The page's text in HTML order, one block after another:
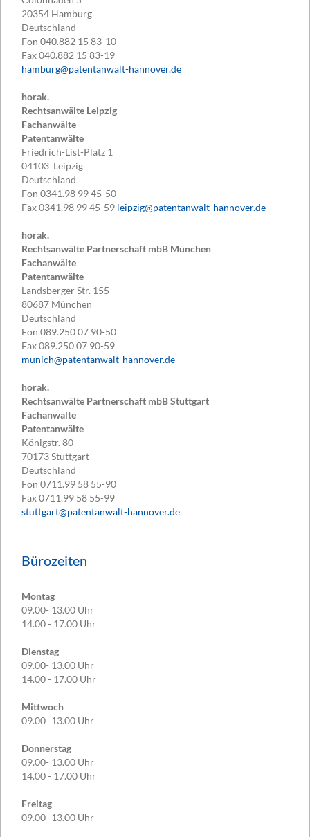
20354 Hamburg
Deutschland
Fon 040.882 15 83-10
Fax040.882 15 83-19
hamburg@patentanwalt-hannover.de
horak.
Rechtsanwälte Leipzig
Fachanwälte
Patentanwälte
Friedrich-List-Platz 1
04103 Leipzig
Deutschland
Fon 0341.98 99 45-50
Fax0341.98 99 45-59 leipzig@patentanwalt-hannover.de
horak.
Rechtsanwälte Partnerschaft mbB München
Fachanwälte
Patentanwälte
Landsberger Str. 155
80687 München
Deutschland
Fon 089.250 07 90-50
Fax089.250 07 90-59
munich@patentanwalt-hannover.de
horak.
Rechtsanwälte Partnerschaft mbB Stuttgart
Fachanwälte
Patentanwälte
Königstr. 80
70173Stuttgart
Deutschland
Fon 0711.99 58 55-90
Fax0711.99 58 55-99
stuttgart@patentanwalt-hannover.de
Bürozeiten
Montag
09.00- 13.00 Uhr
14.00 - 17.00 Uhr
Dienstag
09.00- 13.00 Uhr
14.00 - 17.00 Uhr
Mittwoch
09.00- 13.00 Uhr
Donnerstag
09.00- 13.00 Uhr
14.00 - 17.00 Uhr
Freitag
09.00- 13.00 Uhr